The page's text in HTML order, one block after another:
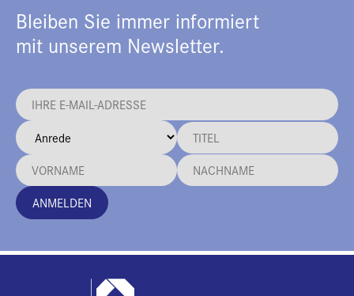
Bleiben Sie immer informiert
mit unserem Newsletter.
ANMELDEN